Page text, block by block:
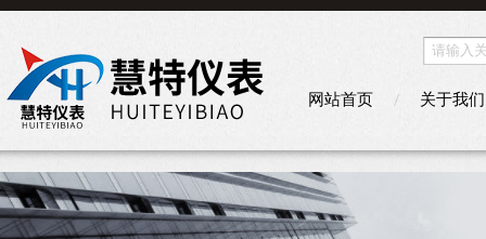
网站首页 关于我们